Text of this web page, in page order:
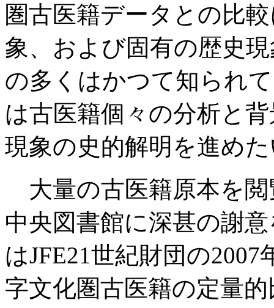
圏古医籍データとの比
象、および固有の歴史
の多くはかつて知られ
は古医籍個々の分析と
現象の史的解明を進め
大量の古医籍原本を
中央図書館に深甚の謝
はJFE21世紀財団の
字文化圏古医籍の定量